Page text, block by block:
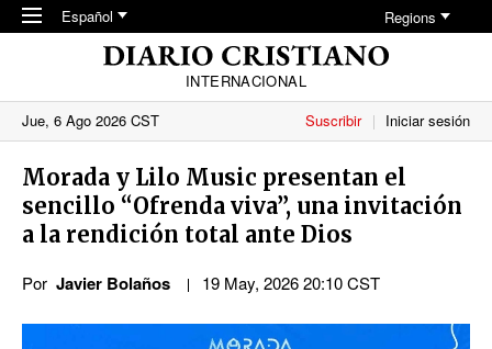
Skip to main content
Español Regions
INTERNACIONAL
Jue, 6 Ago 2026 CST
Suscribir Iniciar sesión
Morada y Lilo Music presentan el
sencillo “Ofrenda viva”, una invitación
a la rendición total ante Dios
Por Javier Bolaños 19 May, 2026 20:10 CST